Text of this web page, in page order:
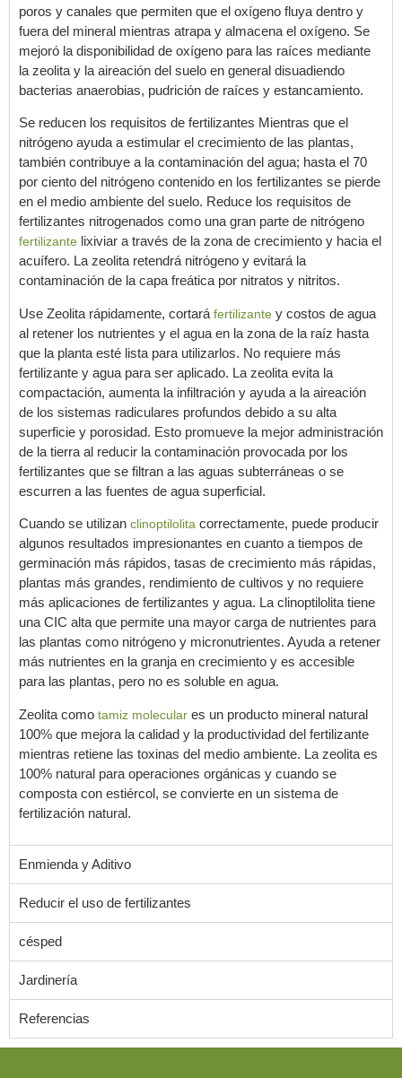
poros y canales que permiten que el oxígeno fluya dentro y
fuera del mineral mientras atrapa y almacena el oxígeno. Se
mejoró la disponibilidad de oxígeno para las raíces mediante
la zeolita y la aireación del suelo en general disuadiendo
bacterias anaerobias, pudrición de raíces y estancamiento.
Se reducen los requisitos de fertilizantes Mientras que el
nitrógeno ayuda a estimular el crecimiento de las plantas,
también contribuye a la contaminación del agua; hasta el 70
por ciento del nitrógeno contenido en los fertilizantes se pierde
en el medio ambiente del suelo. Reduce los requisitos de
fertilizantes nitrogenados como una gran parte de nitrógeno
fertilizante lixiviar a través de la zona de crecimiento y hacia el
acuífero. La zeolita retendrá nitrógeno y evitará la
contaminación de la capa freática por nitratos y nitritos.
Use Zeolita rápidamente, cortará fertilizante y costos de agua
al retener los nutrientes y el agua en la zona de la raíz hasta
que la planta esté lista para utilizarlos. No requiere más
fertilizante y agua para ser aplicado. La zeolita evita la
compactación, aumenta la infiltración y ayuda a la aireación
de los sistemas radiculares profundos debido a su alta
superficie y porosidad. Esto promueve la mejor administración
de la tierra al reducir la contaminación provocada por los
fertilizantes que se filtran a las aguas subterráneas o se
escurren a las fuentes de agua superficial.
Cuando se utilizan clinoptilolita correctamente, puede producir
algunos resultados impresionantes en cuanto a tiempos de
germinación más rápidos, tasas de crecimiento más rápidas,
plantas más grandes, rendimiento de cultivos y no requiere
más aplicaciones de fertilizantes y agua. La clinoptilolita tiene
una CIC alta que permite una mayor carga de nutrientes para
las plantas como nitrógeno y micronutrientes. Ayuda a retener
más nutrientes en la granja en crecimiento y es accesible
para las plantas, pero no es soluble en agua.
Zeolita como tamiz molecular es un producto mineral natural
100% que mejora la calidad y la productividad del fertilizante
mientras retiene las toxinas del medio ambiente. La zeolita es
100% natural para operaciones orgánicas y cuando se
composta con estiércol, se convierte en un sistema de
fertilización natural.
Enmienda y Aditivo
Reducir el uso de fertilizantes
césped
Jardinería
Referencias